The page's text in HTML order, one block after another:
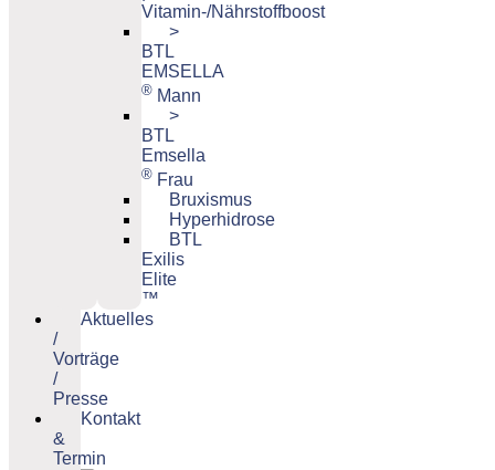
Vitamin-/Nährstoffboost
>
BTL
EMSELLA
® Mann
>
BTL
Emsella
® Frau
Bruxismus
Hyperhidrose
BTL
Exilis
Elite
™
Aktuelles
/
Vorträge
/
Presse
Kontakt
&
Termin